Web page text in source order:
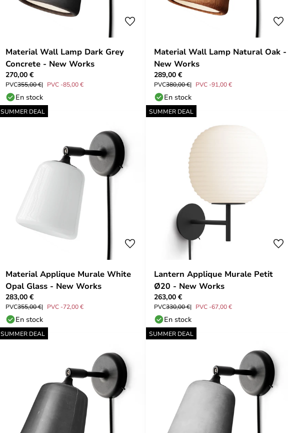
Material Wall Lamp Dark Grey
Concrete - New Works
270,00 €
PVC355,00 € PVC -85,00 €
En stock
Material Wall Lamp Natural Oak -
New Works
289,00 €
PVC380,00 € PVC -91,00 €
En stock
SUMMER DEAL
Material Applique Murale White
Opal Glass - New Works
283,00 €
PVC355,00 € PVC -72,00 €
En stock
SUMMER DEAL
Lantern Applique Murale Petit
Ø20 - New Works
263,00 €
PVC330,00 € PVC -67,00 €
En stock
SUMMER DEAL SUMMER DEAL